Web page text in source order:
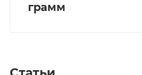
грамм